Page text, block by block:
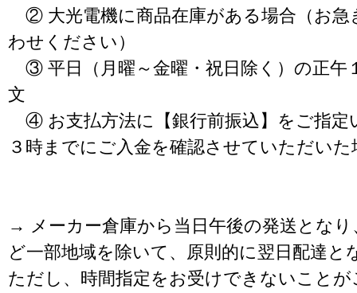
② 大光電機に商品在庫がある場合（お急
わせください）
③ 平日（月曜～金曜・祝日除く）の正午
文
④ お支払方法に【銀行前振込】をご指定
３時までにご入金を確認させていただいた
→ メーカー倉庫から当日午後の発送となり
ど一部地域を除いて、原則的に翌日配達と
ただし、時間指定をお受けできないこと